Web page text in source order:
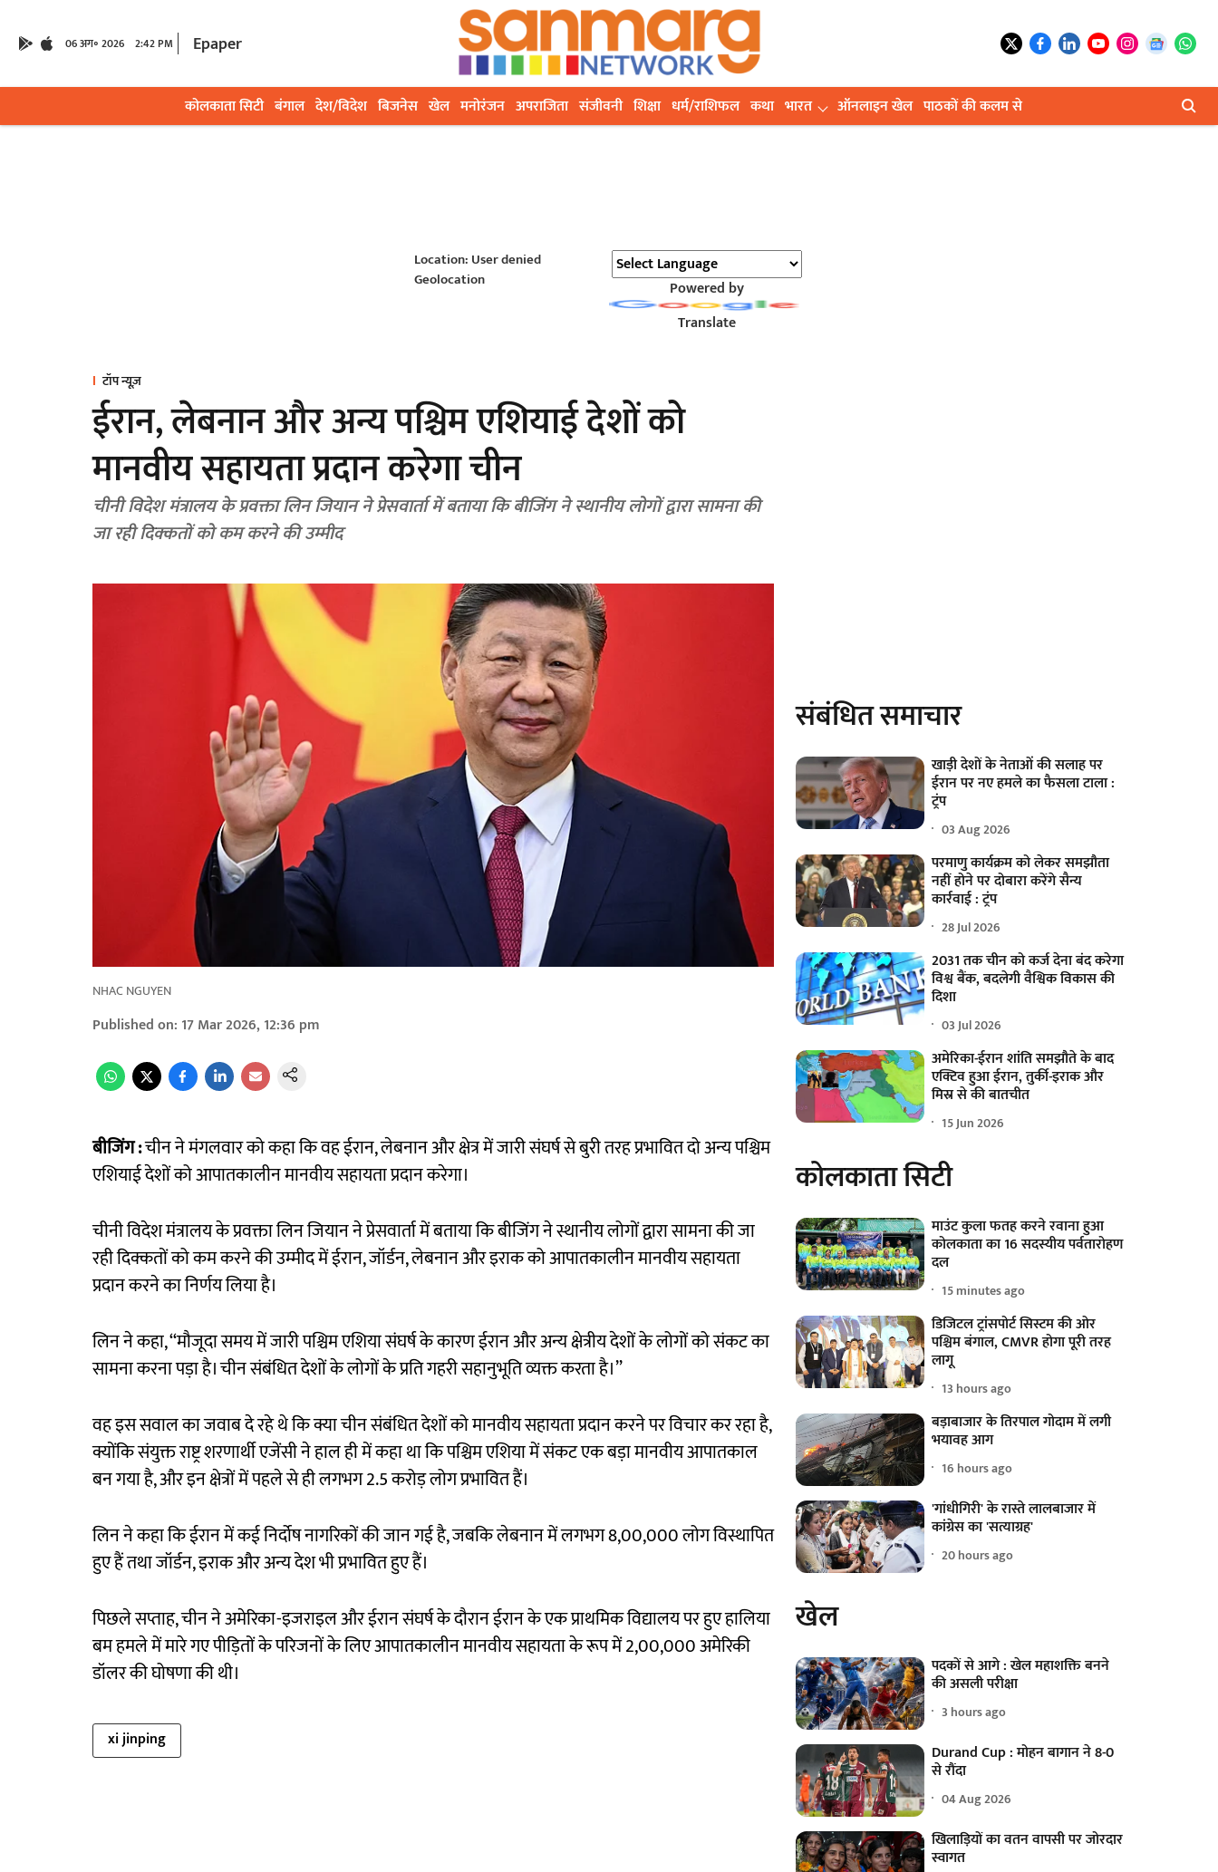
06 अग॰ 2026 2:42 PM Epaper
कोलकाता सिटी बंगाल देश/विदेश बिजनेस खेल मनोरंजन अपराजिता संजीवनी शिक्षा धर्म/राशिफल कथा भारत ऑनलाइन खेल पाठकों की कलम से
Location: User denied
Geolocation
Powered by
Translate
टॉप न्यूज़
ईरान, लेबनान और अन्य पश्चिम एशियाई देशों को
मानवीय सहायता प्रदान करेगा चीन
चीनी विदेश मंत्रालय के प्रवक्ता लिन जियान ने प्रेसवार्ता में बताया कि बीजिंग ने स्थानीय लोगों द्वारा सामना की
जा रही दिक्कतों को कम करने की उम्मीद
NHAC NGUYEN
Published on: 17 Mar 2026, 12:36 pm
बीजिंग :चीन ने मंगलवार को कहा कि वह ईरान, लेबनान और क्षेत्र में जारी संघर्ष से बुरी तरह प्रभावित दो अन्य पश्चिम
एशियाई देशों को आपातकालीन मानवीय सहायता प्रदान करेगा।
चीनी विदेश मंत्रालय के प्रवक्ता लिन जियान ने प्रेसवार्ता में बताया कि बीजिंग ने स्थानीय लोगों द्वारा सामना की जा
रही दिक्कतों को कम करने की उम्मीद में ईरान, जॉर्डन, लेबनान और इराक को आपातकालीन मानवीय सहायता
प्रदान करने का निर्णय लिया है।
लिन ने कहा, ‘‘मौजूदा समय में जारी पश्चिम एशिया संघर्ष के कारण ईरान और अन्य क्षेत्रीय देशों के लोगों को संकट का
सामना करना पड़ा है। चीन संबंधित देशों के लोगों के प्रति गहरी सहानुभूति व्यक्त करता है।’’
वह इस सवाल का जवाब दे रहे थे कि क्या चीन संबंधित देशों को मानवीय सहायता प्रदान करने पर विचार कर रहा है,
क्योंकि संयुक्त राष्ट्र शरणार्थी एजेंसी ने हाल ही में कहा था कि पश्चिम एशिया में संकट एक बड़ा मानवीय आपातकाल
बन गया है, और इन क्षेत्रों में पहले से ही लगभग 2.5 करोड़ लोग प्रभावित हैं।
लिन ने कहा कि ईरान में कई निर्दोष नागरिकों की जान गई है, जबकि लेबनान में लगभग 8,00,000 लोग विस्थापित
हुए हैं तथा जॉर्डन, इराक और अन्य देश भी प्रभावित हुए हैं।
पिछले सप्ताह, चीन ने अमेरिका-इजराइल और ईरान संघर्ष के दौरान ईरान के एक प्राथमिक विद्यालय पर हुए हालिया
बम हमले में मारे गए पीड़ितों के परिजनों के लिए आपातकालीन मानवीय सहायता के रूप में 2,00,000 अमेरिकी
डॉलर की घोषणा की थी।
xi jinping
संबंधित समाचार
खाड़ी देशों के नेताओं की सलाह पर
ईरान पर नए हमले का फैसला टाला :
ट्रंप
03 Aug 2026
परमाणु कार्यक्रम को लेकर समझौता
नहीं होने पर दोबारा करेंगे सैन्य
कार्रवाई : ट्रंप
28 Jul 2026
2031 तक चीन को कर्ज देना बंद करेगा
विश्व बैंक, बदलेगी वैश्विक विकास की
दिशा
03 Jul 2026
अमेरिका-ईरान शांति समझौते के बाद
एक्टिव हुआ ईरान, तुर्की-इराक और
मिस्र से की बातचीत
15 Jun 2026
कोलकाता सिटी
माउंट कुला फतह करने रवाना हुआ
कोलकाता का 16 सदस्यीय पर्वतारोहण
दल
15 minutes ago
डिजिटल ट्रांसपोर्ट सिस्टम की ओर
पश्चिम बंगाल, CMVR होगा पूरी तरह
लागू
13 hours ago
बड़ाबाजार के तिरपाल गोदाम में लगी
भयावह आग
16 hours ago
'गांधीगिरी' के रास्ते लालबाजार में
कांग्रेस का 'सत्याग्रह'
20 hours ago
खेल
पदकों से आगे : खेल महाशक्ति बनने
की असली परीक्षा
3 hours ago
Durand Cup : मोहन बागान ने 8-0
से रौंदा
04 Aug 2026
खिलाड़ियों का वतन वापसी पर जोरदार
स्वागत